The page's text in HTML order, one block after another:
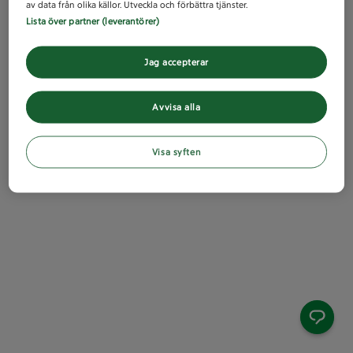
av data från olika källor. Utveckla och förbättra tjänster.
Lista över partner (leverantörer)
Avvisa alla
Jag accepterar
Visa syften